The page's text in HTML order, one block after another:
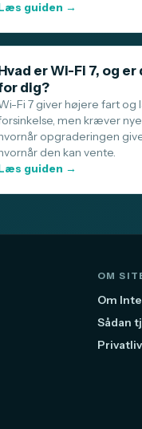
guiden →
er Wi-Fi 7, og
dig?
Fi 7 giver højere fart og
men kræver
opgraderingen
den kan vente.
guiden →
OM
Om
Sådan